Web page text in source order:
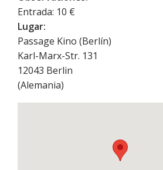
Entrada: 10 €
Lugar:
Passage Kino (Berlín)
Karl-Marx-Str. 131
12043 Berlin
(Alemania)